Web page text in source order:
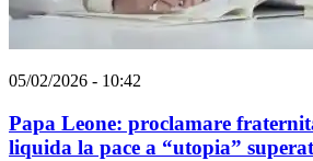
05/02/2026 - 10:42
Papa Leone: proclamare
liquida la pace a “utopia”